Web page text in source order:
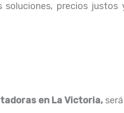
soluciones, precios
en La Victoria,